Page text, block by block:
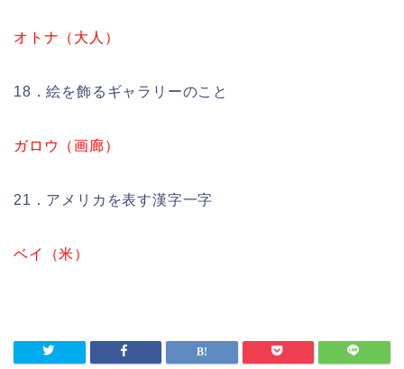
オトナ（大人）
18．絵を飾るギャラリーのこと
ガロウ（画廊）
21．アメリカを表す漢字一字
ベイ（米）